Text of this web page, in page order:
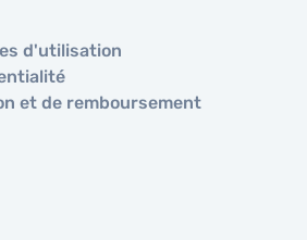
d'utilisation
et de remboursement